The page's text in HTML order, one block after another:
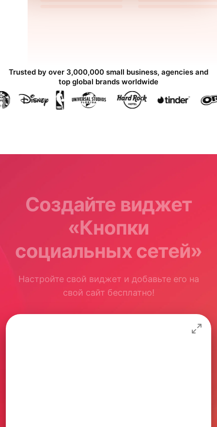
Trusted by over 3,000,000 small business, agencies and
top global brands worldwide
Создайте виджет
«Кнопки
социальных сетей»
Настройте свой виджет и добавьте его на
свой сайт бесплатно!